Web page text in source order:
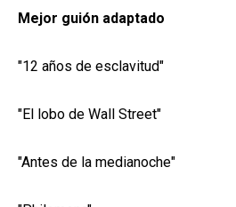
Mejor guión adaptado
"12 años de esclavitud"
"El lobo de Wall Street"
"Antes de la medianoche"